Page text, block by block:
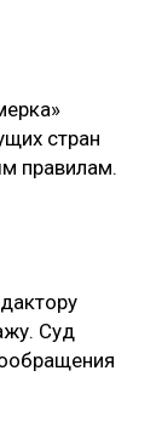
стран
правилам.
Суд